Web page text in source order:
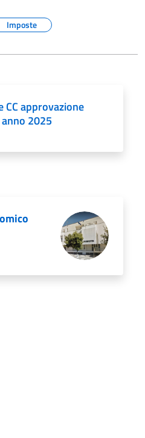
Imposte
CC approvazione
2025